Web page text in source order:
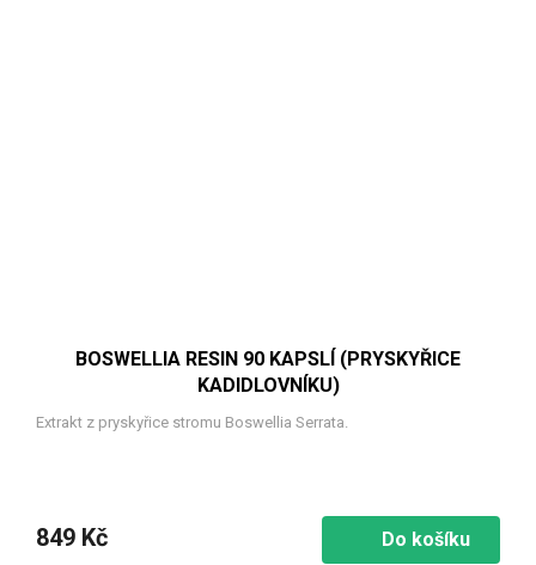
BOSWELLIA RESIN 90 KAPSLÍ (PRYSKYŘICE
KADIDLOVNÍKU)
Extrakt z pryskyřice stromu Boswellia Serrata.
849 Kč Do košíku